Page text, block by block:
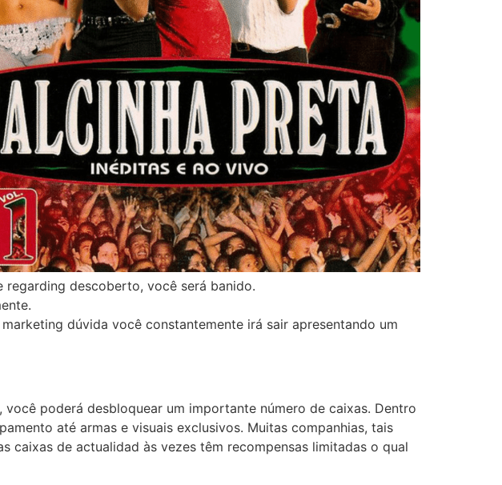
descoberto, você será banido.
dúvida você constantemente irá sair apresentando um
poderá desbloquear um importante número de caixas. Dentro
até armas e visuais exclusivos. Muitas companhias, tais
caixas de actualidad às vezes têm recompensas limitadas o qual